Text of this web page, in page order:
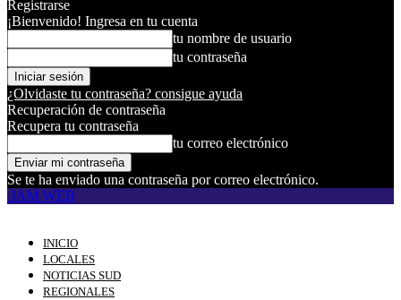
Registrarse
¡Bienvenido! Ingresa en tu cuenta
tu nombre de usuario
tu contraseña
¿Olvidaste tu contraseña? consigue ayuda
Recuperación de contraseña
Recupera tu contraseña
tu correo electrónico
Se te ha enviado una contraseña por correo electrónico.
JAM WEB
INICIO
LOCALES
NOTICIAS SUD
REGIONALES